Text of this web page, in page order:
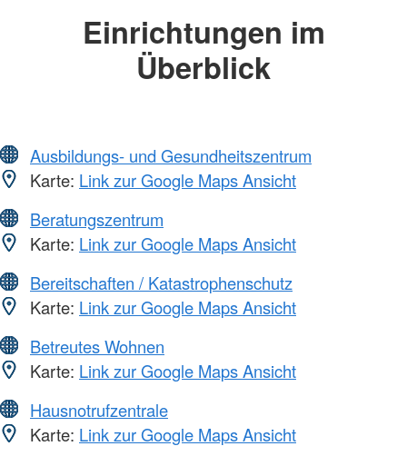
Einrichtungen im
Überblick
Ausbildungs- und Gesundheitszentrum
Karte: Link zur Google Maps Ansicht
Beratungszentrum
Karte: Link zur Google Maps Ansicht
Bereitschaften / Katastrophenschutz
Karte: Link zur Google Maps Ansicht
Betreutes Wohnen
Karte: Link zur Google Maps Ansicht
Hausnotrufzentrale
Karte: Link zur Google Maps Ansicht